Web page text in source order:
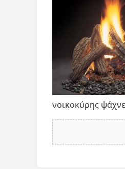
νοικοκύρης